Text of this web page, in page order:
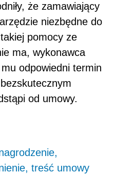
że zamawiający
niezbędne do
pomocy ze
ma, wykonawca
odpowiedni termin
od umowy.
treść umowy